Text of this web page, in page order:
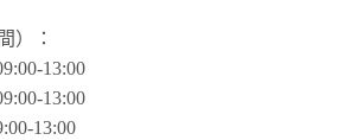
）：
13:00
13:00
13:00